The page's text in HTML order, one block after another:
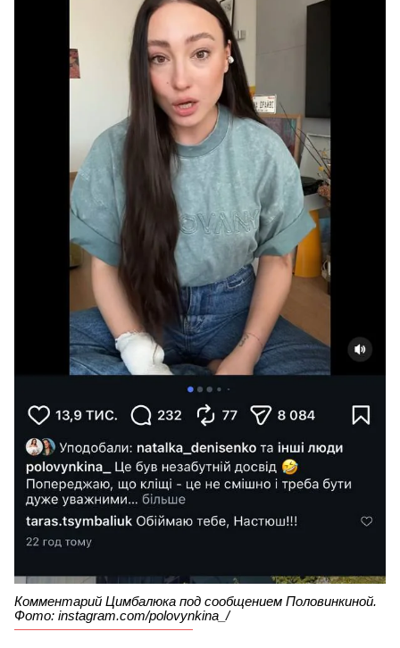
Комментарий Цимбалюка под сообщением Половинкиной.
Фото: instagram.com/polovynkina_/